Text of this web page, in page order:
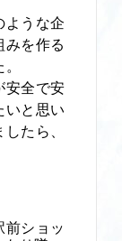
うな企
を作る
安全で安
と思い
たら、
ショッ